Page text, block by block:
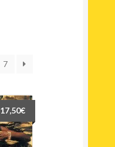
7
17,50€